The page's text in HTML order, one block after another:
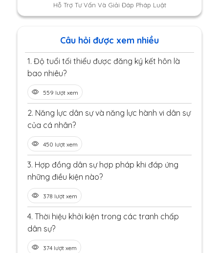
Hỗ Trợ Tư Vấn Và Giải Đáp Pháp Luật
Câu hỏi được xem nhiều
1. Độ tuổi tối thiểu được đăng ký kết hôn là
bao nhiêu?
559 lượt xem
2. Năng lực dân sự và năng lực hành vi dân sự
của cá nhân?
450 lượt xem
3. Hợp đồng dân sự hợp pháp khi đáp ứng
những điều kiện nào?
378 lượt xem
4. Thời hiệu khởi kiện trong các tranh chấp
dân sự?
374 lượt xem